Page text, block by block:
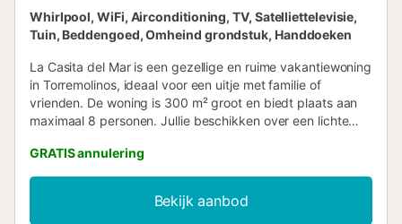
Whirlpool, WiFi, Airconditioning, TV, Satelliettelevisie,
Tuin, Beddengoed, Omheind grondstuk, Handdoeken
La Casita del Mar is een gezellige en ruime vakantiewoning
in Torremolinos, ideaal voor een uitje met familie of
vrienden. De woning is 300 m² groot en biedt plaats aan
maximaal 8 personen. Jullie beschikken over een lichte
badkamers en een extra toilet. Tot de voorzieningen
behoren snel Wi-Fi geschikt voor thuiswerken en
videogesprekken, een aparte werkplek, smart-tv met
streamingdiensten, airconditioning, wasmachine, droger en
GRATIS annulering
Bekijk aanbod